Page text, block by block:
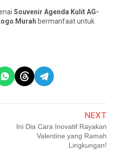
Souvenir Agenda Kulit AG-
Murah bermanfaat untuk
NEXT
Ini Dia Cara Inovatif Rayakan
Valentine yang Ramah
Lingkungan!